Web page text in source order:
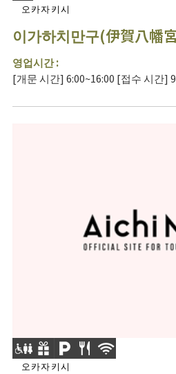
오카자키시
이가하치만구(伊賀八幡
영업시간 :
[개문 시간] 6:00~16:00 [접수 시간]
오카자키시